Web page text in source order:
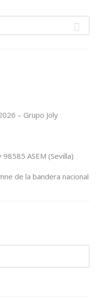
– Grupo Joly
ASEM (Sevilla)
de la bandera nacional